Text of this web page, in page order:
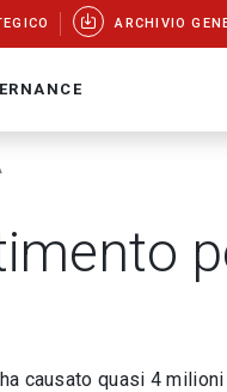
ARCHIVIO
causato quasi 4